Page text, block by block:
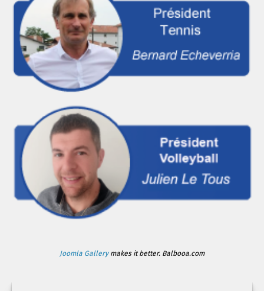
Joomla Gallerymakes it better. Balbooa.com